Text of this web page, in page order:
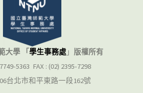
大學 「學生事務處 」 版權所有
5363 FAX : (02) 2395-7298
台北市和平東路一段162號